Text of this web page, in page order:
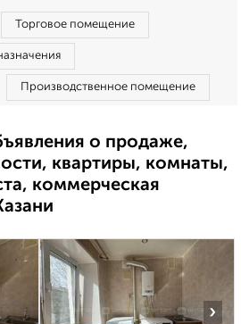
Торговое помещение
Производственное помещение
о продаже,
квартиры, комнаты,
коммерческая
›